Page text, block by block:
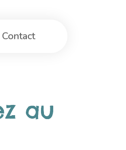
Contact
au